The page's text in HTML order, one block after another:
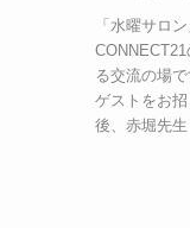
「水曜サロ
る交流の場
ゲストをお
後、赤堀先